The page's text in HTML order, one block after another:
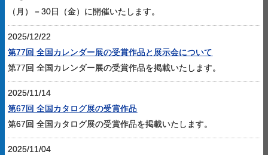
（月）－30日（金）に開催いたします。
2025/12/22
第77回 全国カレンダー展の受賞作品と展示会について
第77回 全国カレンダー展の受賞作品を掲載いたします。
2025/11/14
第67回 全国カタログ展の受賞作品
第67回 全国カタログ展の受賞作品を掲載いたします。
2025/11/04